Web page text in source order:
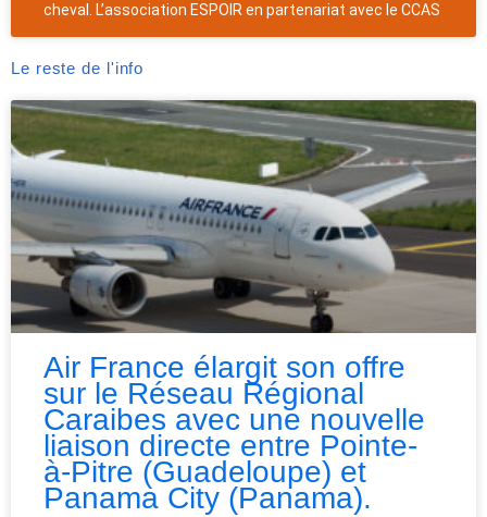
cheval. L’association ESPOIR en partenariat avec le CCAS
Le reste de l'info
Air France élargit son offre
sur le Réseau Régional
Caraibes avec une nouvelle
liaison directe entre Pointe-
à-Pitre (Guadeloupe) et
Panama City (Panama).